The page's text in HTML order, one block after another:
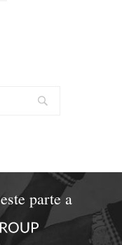
este parte a